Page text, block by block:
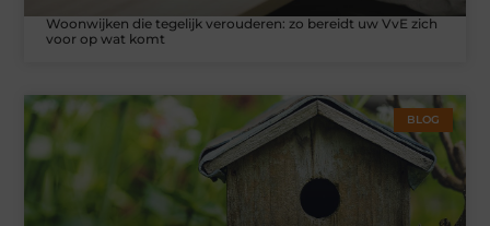
Woonwijken die tegelijk verouderen: zo bereidt uw VvE zich
voor op wat komt
BLOG